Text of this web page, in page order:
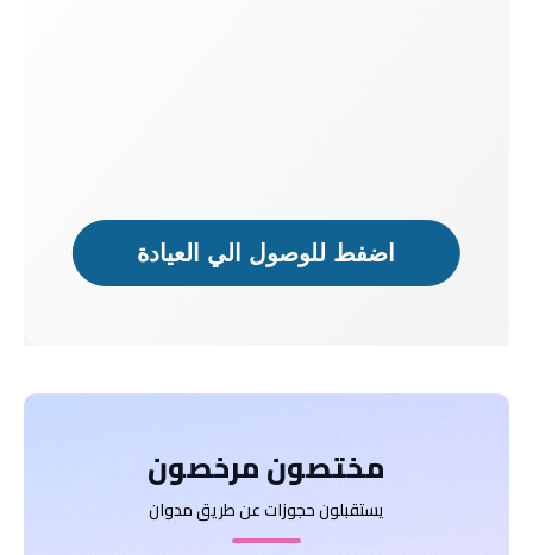
اضفط للوصول الي العيادة
مختصون مرخصون
يستقبلون حجوزات عن طريق مدوان